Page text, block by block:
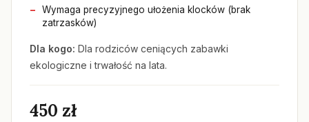
Wymaga precyzyjnego ułożenia klocków (brak
zatrzasków)
Dla kogo: Dla rodziców ceniących zabawki
ekologiczne i trwałość na lata.
450 zł